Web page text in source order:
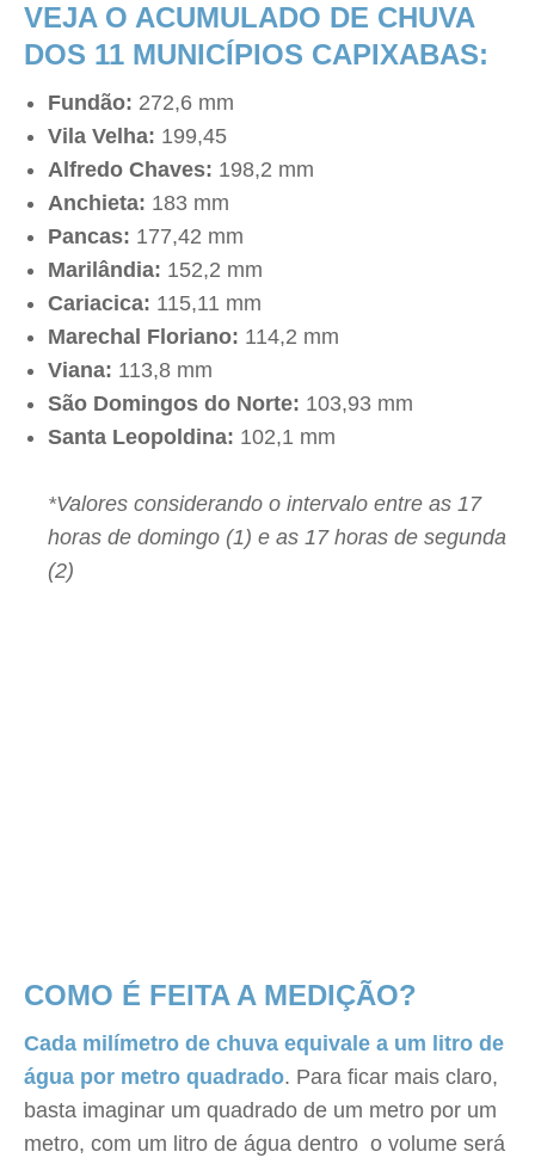
VEJA O ACUMULADO DE CHUVA
DOS 11 MUNICÍPIOS CAPIXABAS:
Fundão: 272,6 mm
Vila Velha: 199,45
Alfredo Chaves: 198,2 mm
Anchieta: 183 mm
Pancas: 177,42 mm
Marilândia: 152,2 mm
Cariacica: 115,11 mm
Marechal Floriano: 114,2 mm
Viana: 113,8 mm
São Domingos do Norte: 103,93 mm
Santa Leopoldina: 102,1 mm
*Valores considerando o intervalo entre as 17
horas de domingo (1) e as 17 horas de segunda
(2)
COMO É FEITA A MEDIÇÃO?
Cada milímetro de chuva equivale a um litro de
água por metro quadrado. Para ficar mais claro,
basta imaginar um quadrado de um metro por um
metro, com um litro de água dentro  o volume será